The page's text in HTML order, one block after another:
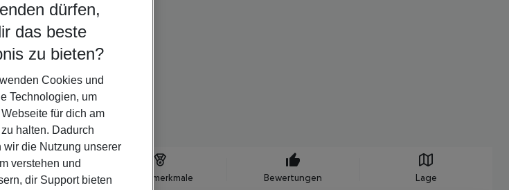
Hotelmerkmale Bewertungen Lage
dürfen,
das beste
zu bieten?
Cookies und
Technologien, um
für dich am
zu halten. Dadurch
wir die Nutzung unserer
verstehen und
dir Support bieten